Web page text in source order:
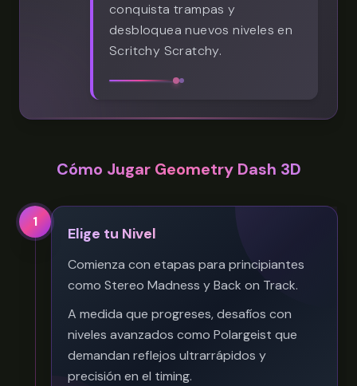
conquista trampas y
desbloquea nuevos niveles en
Scritchy Scratchy.
Cómo Jugar Geometry Dash 3D
1
Elige tu Nivel
Comienza con etapas para principiantes
como Stereo Madness y Back on Track.
A medida que progreses, desafíos con
niveles avanzados como Polargeist que
demandan reflejos ultrarrápidos y
precisión en el timing.